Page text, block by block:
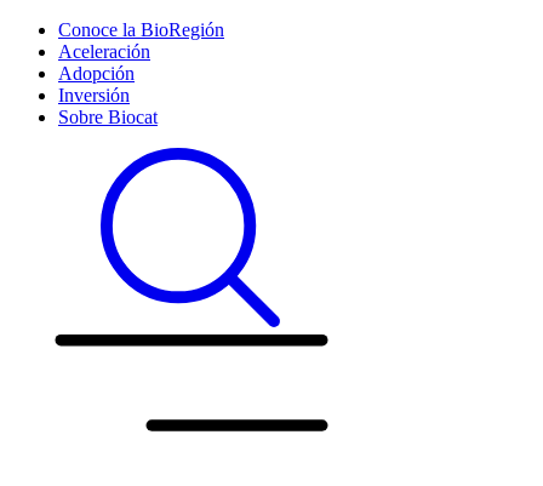
Conoce la BioRegión
Aceleración
Adopción
Inversión
Sobre Biocat